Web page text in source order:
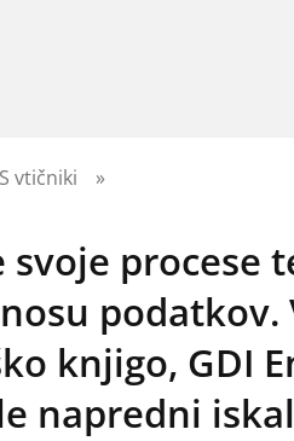
vtičniki »
procese
knjigo, GDI
napredni